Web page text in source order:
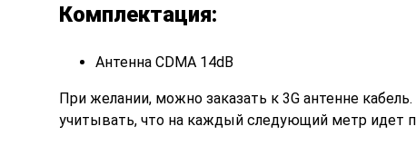
Комплектация:
Антенна CDMA 14dB
При желании,можно заказать к 3G антенне
учитывать, что на каждый следующий метр идет